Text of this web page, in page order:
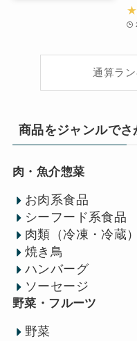
★
通算ラ
商品をジャンルで
肉・魚介惣菜
お肉系食品
シーフード系食品
肉類（冷凍・冷蔵）
焼き鳥
ハンバーグ
ソーセージ
野菜・フルーツ
野菜